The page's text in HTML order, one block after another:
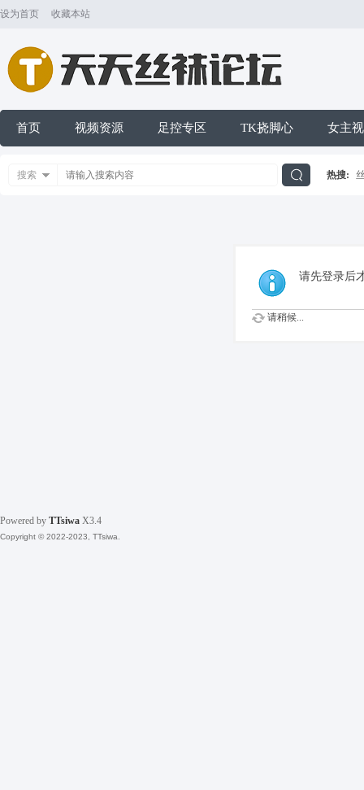
设为首页 收藏本站
首页 视频资源 足控专区 TK挠脚心 女主
搜索 热搜:
请先登录后
请稍候...
Powered by TTsiwa X3.4
Copyright © 2022-2023, TTsiwa.